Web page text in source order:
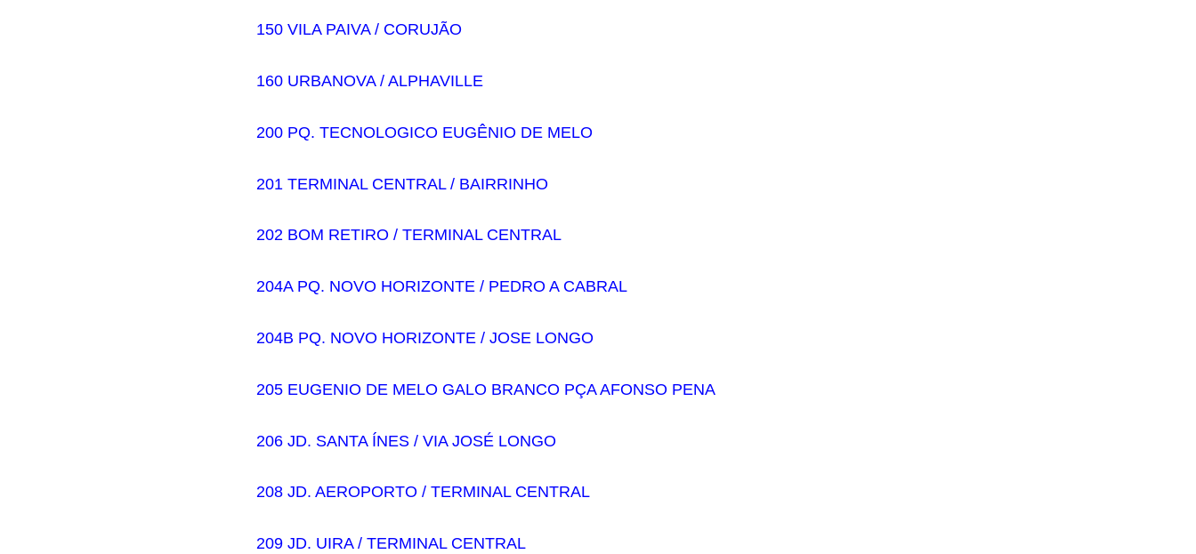
150 VILA PAIVA / CORUJÃO
160 URBANOVA / ALPHAVILLE
200 PQ. TECNOLOGICO EUGÊNIO DE MELO
201 TERMINAL CENTRAL / BAIRRINHO
202 BOM RETIRO / TERMINAL CENTRAL
204A PQ. NOVO HORIZONTE / PEDRO A CABRAL
204B PQ. NOVO HORIZONTE / JOSE LONGO
205 EUGENIO DE MELO GALO BRANCO PÇA AFONSO PENA
206 JD. SANTA ÍNES / VIA JOSÉ LONGO
208 JD. AEROPORTO / TERMINAL CENTRAL
209 JD. UIRA / TERMINAL CENTRAL